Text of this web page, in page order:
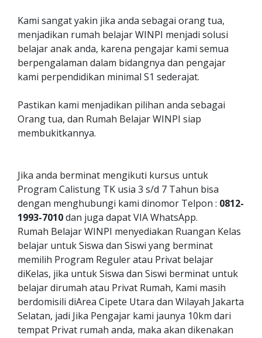
Kami sangat yakin jika anda sebagai orang tua,
menjadikan rumah belajar WINPI menjadi solusi
belajar anak anda, karena pengajar kami semua
berpengalaman dalam bidangnya dan pengajar
kami perpendidikan minimal S1 sederajat.
Pastikan kami menjadikan pilihan anda sebagai
Orang tua, dan Rumah Belajar WINPI siap
membukitkannya.
Jika anda berminat mengikuti kursus untuk
Program Calistung TK usia 3 s/d 7 Tahun bisa
dengan menghubungi kami dinomor Telpon : 0812-
1993-7010dan juga dapat VIA WhatsApp.
Rumah Belajar WINPI menyediakan Ruangan Kelas
belajar untuk Siswa dan Siswi yang berminat
memilih Program Reguler atau Privat belajar
diKelas, jika untuk Siswa dan Siswi berminat untuk
belajar dirumah atau Privat Rumah, Kami masih
berdomisili diArea Cipete Utara dan Wilayah Jakarta
Selatan, jadi Jika Pengajar kami jaunya 10km dari
tempat Privat rumah anda, maka akan dikenakan